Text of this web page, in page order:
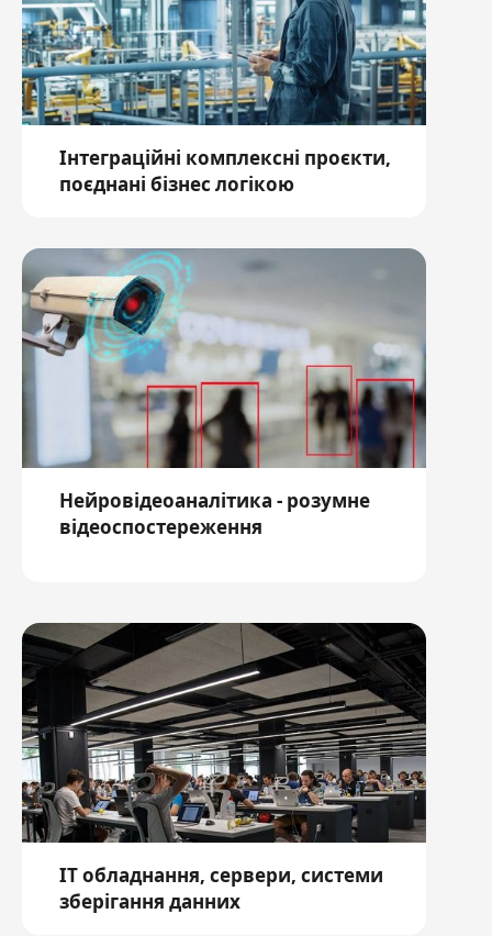
Інтеграційні комплексні проєкти,
поєднані бізнес логікою
Нейровідеоаналітика - розумне
відеоспостереження
ІТ обладнання, cервери, системи
зберігання данних